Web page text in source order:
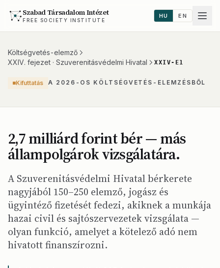
Szabad Társadalom Intézet
FREE SOCIETY INSTITUTE
HU EN
Költségvetés-elemző
XXIV. fejezet · Szuverenitásvédelmi Hivatal
XXIV-E1
Kifuttatás A 2026-OS KÖLTSÉGVETÉS-ELEMZÉSBŐL
2,7 milliárd forint bér — más
állampolgárok vizsgálatára.
A Szuverenitásvédelmi Hivatal bérkerete
nagyjából 150–250 elemző, jogász és
ügyintéző fizetését fedezi, akiknek a munkája
hazai civil és sajtószervezetek vizsgálata —
olyan funkció, amelyet a kötelező adó nem
hivatott finanszírozni.